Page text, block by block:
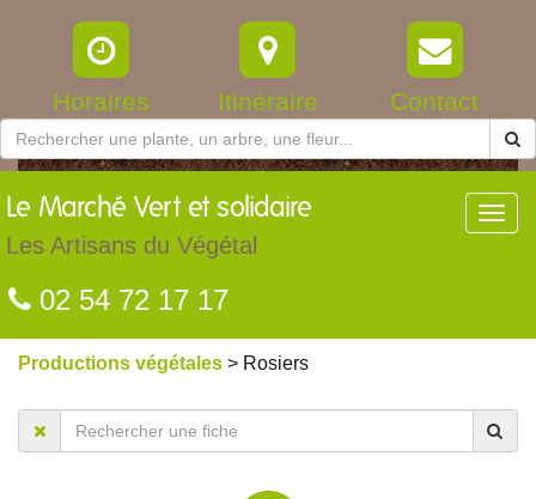
Horaires Itinéraire Contact
Le Marché Vert et solidaire
Les Artisans du Végétal
02 54 72 17 17
Productions végétales > Rosiers